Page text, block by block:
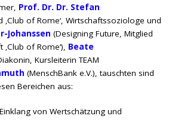
Prof. Dr. Dr. Stefan
‚Club of Rome‘, Wirtschaftssoziologe und
Johanssen (Designing Future, Mitglied
of Rome‘), Beate
Kursleiterin TEAM
(MenschBank e.V.), tauschten sind
Bereichen aus:
von Wertschätzung und